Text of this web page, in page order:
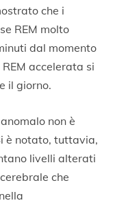
che i
REM molto
dal momento
accelerata si
il giorno.
non è
è notato, tuttavia,
livelli alterati
che